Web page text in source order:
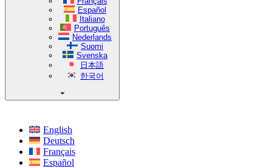
Español
Italiano
Português
Nederlands
Suomi
Svenska
日本語
한국어
English
Deutsch
Français
Español